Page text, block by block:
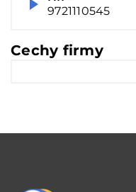
9721110545
Cechy firmy